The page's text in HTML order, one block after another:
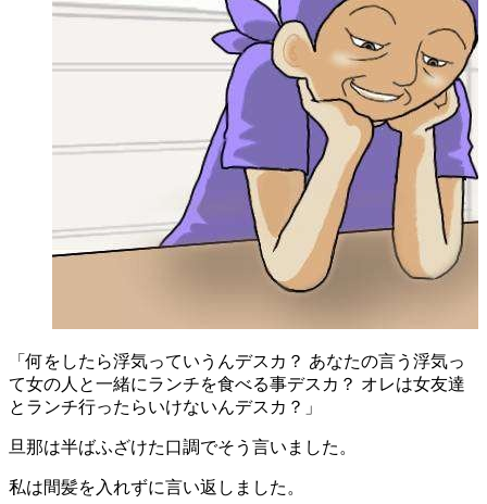
「何をしたら浮気っていうんデスカ？ あなたの言う浮気っ
て女の人と一緒にランチを食べる事デスカ？ オレは女友達
とランチ行ったらいけないんデスカ？」
旦那は半ばふざけた口調でそう言いました。
私は間髪を入れずに言い返しました。